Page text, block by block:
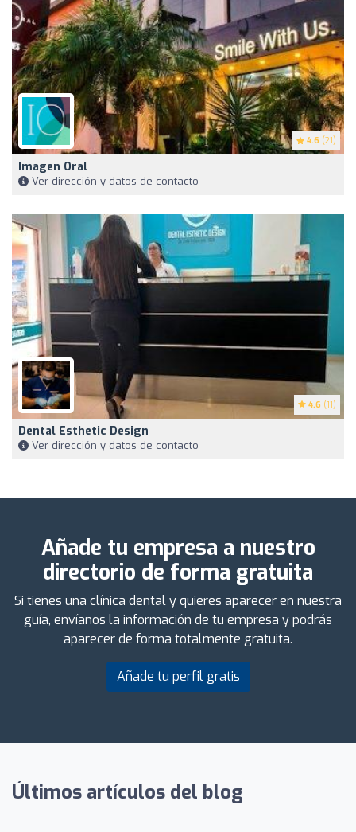
4.6 (21)
Imagen Oral
Ver dirección y datos de contacto
4.6 (11)
Dental Esthetic Design
Ver dirección y datos de contacto
Añade tu empresa a nuestro
directorio de forma gratuita
Si tienes una clínica dental y quieres aparecer en nuestra
guía, envíanos la información de tu empresa y podrás
aparecer de forma totalmente gratuita.
Añade tu perfil gratis
Últimos artículos del blog